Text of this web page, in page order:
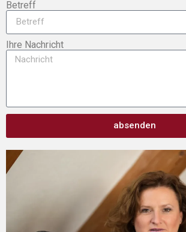
Betreff
Ihre Nachricht
absenden